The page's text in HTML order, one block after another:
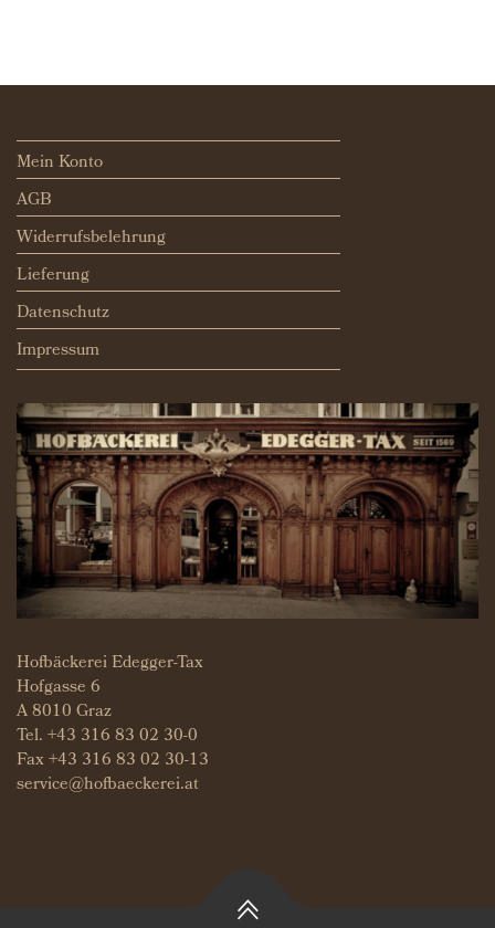
Mein Konto
AGB
Widerrufsbelehrung
Lieferung
Datenschutz
Impressum
Hofbäckerei Edegger-Tax
Hofgasse 6
A 8010 Graz
Tel.+43 316 83 02 30-0
Fax +43 316 83 02 30-13
service@hofbaeckerei.at